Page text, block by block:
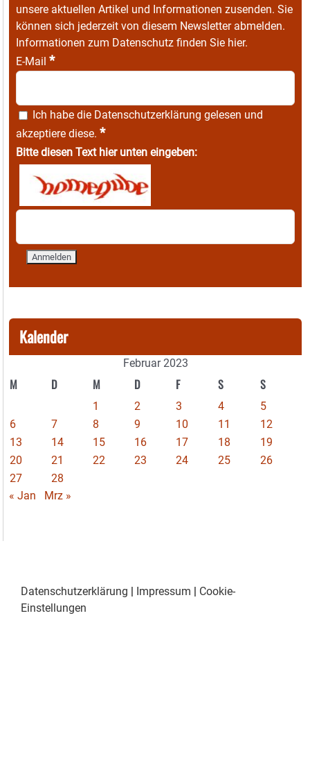
unsere aktuellen Artikel und Informationen zusenden. Sie
können sich jederzeit von diesem Newsletter abmelden.
Informationen zum Datenschutz finden Sie hier.
E-Mail *
Ich habe die Datenschutzerklärung gelesen und
akzeptiere diese. *
Bitte diesen Text hier unten eingeben:
Kalender
Februar 2023
M D M D F S S
1 2 3 4
5
6
7 8 9 10 11
12
13
14 15 16 17 18
19
20
21 22 23 24 25
26
27
28
« Jan
Mrz »
Datenschutzerklärung | Impressum | Cookie-
Einstellungen